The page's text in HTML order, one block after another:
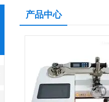
产品中心